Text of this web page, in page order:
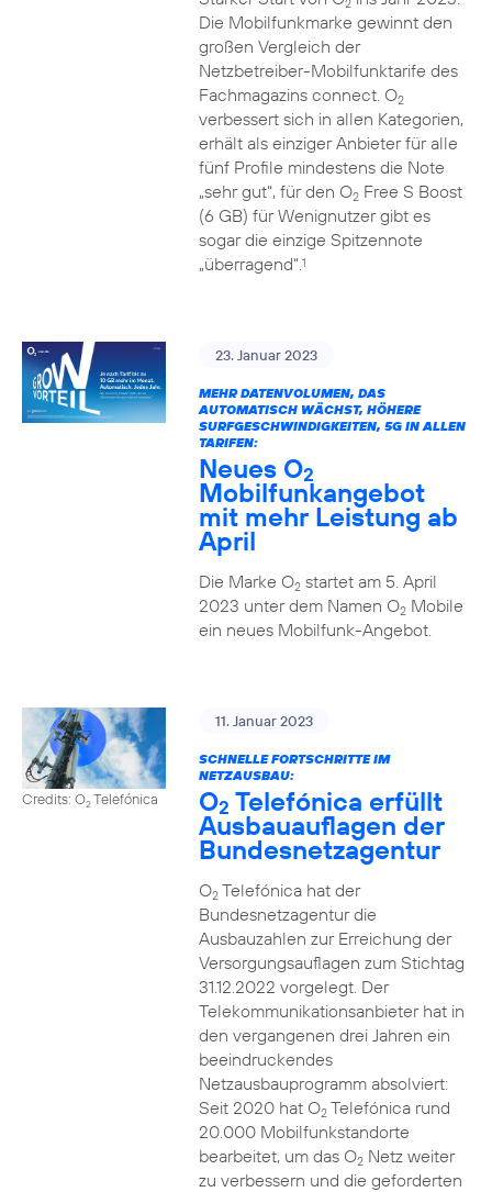
2
Die Mobilfunkmarke gewinnt den
großen Vergleich der
Netzbetreiber-Mobilfunktarife des
Fachmagazins connect. O2
verbessert sich in allen Kategorien,
erhält als einziger Anbieter für alle
fünf Profile mindestens die Note
„sehr gut“, für den O2Free S Boost
(6 GB) für Wenignutzer gibt es
sogar die einzige Spitzennote
„überragend“.1
23. Januar 2023
MEHR DATENVOLUMEN, DAS
AUTOMATISCH WÄCHST, HÖHERE
SURFGESCHWINDIGKEITEN, 5G IN ALLEN
TARIFEN:
Neues O2
Mobilfunkangebot
mit mehr Leistung ab
April
Die Marke O2startet am 5. April
2023 unter dem Namen O2Mobile
ein neues Mobilfunk-Angebot.
Credits: O2Telefónica
11. Januar 2023
SCHNELLE FORTSCHRITTE IM
NETZAUSBAU:
O2 Telefónica erfüllt
Ausbauauflagen der
Bundesnetzagentur
O2Telefónica hat der
Bundesnetzagentur die
Ausbauzahlen zur Erreichung der
Versorgungsauflagen zum Stichtag
31.12.2022 vorgelegt. Der
Telekommunikationsanbieter hat in
den vergangenen drei Jahren ein
beeindruckendes
Netzausbauprogramm absolviert:
Seit 2020 hat O2Telefónica rund
20.000 Mobilfunkstandorte
bearbeitet, um das O2Netz weiter
zu verbessern und die geforderten